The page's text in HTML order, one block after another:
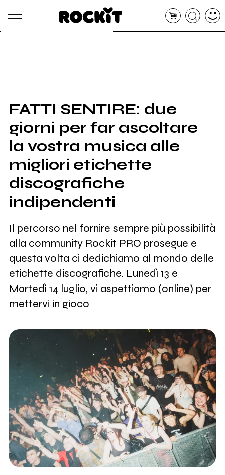
SHOP
RADIO
FATTI SENTIRE: due
giorni per far ascoltare
la vostra musica alle
migliori etichette
discografiche
indipendenti
Il percorso nel fornire sempre più possibilità
alla community Rockit PRO prosegue e
questa volta ci dedichiamo al mondo delle
etichette discografiche. Lunedì 13 e
Martedì 14 luglio, vi aspettiamo (online) per
mettervi in gioco